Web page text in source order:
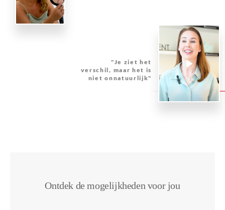
"Je ziet het
verschil, maar het is
niet onnatuurlijk"
Ontdek de mogelijkheden voor jou